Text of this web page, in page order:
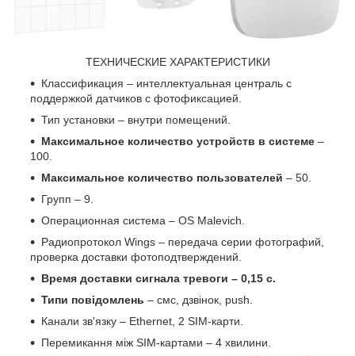
ТЕХНИЧЕСКИЕ ХАРАКТЕРИСТИКИ
Классификация – интеллектуальная централь с
поддержкой датчиков с фотофиксацией.
Тип установки – внутри помещений.
Максимальное количество устройств в системе –
100.
Максимальное количество пользователей – 50.
Групп – 9.
Операционная система – OS Malevich.
Радиопротокол Wings – передача серии фотографий,
проверка доставки фотоподтверждений.
Время доставки сигнала тревоги – 0,15 с.
Типи повідомлень – смс, дзвінок, push.
Канали зв'язку – Ethernet, 2 SIM-карти.
Перемикання між SIM-картами – 4 хвилини.